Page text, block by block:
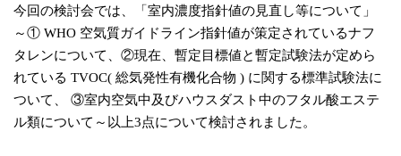
今回の検討会では、「室内濃度指針値の見直し等について」
～① WHO 空気質ガイドライン指針値が策定されているナフ
タレンについて、②現在、暫定目標値と暫定試験法が定めら
れている TVOC( 総気発性有機化合物 ) に関する標準試験法に
ついて、 ③室内空気中及びハウスダスト中のフタル酸エステ
ル類について～以上3点について検討されました。